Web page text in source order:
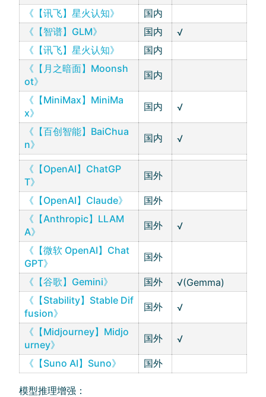
《【讯飞】星火认知》
国内
《【智谱】GLM》
国内
√
《【讯飞】星火认知》
国内
《【月之暗面】Moonsh
ot》
国内
《【MiniMax】MiniMa
x》
国内 √
《【百创智能】BaiChua
n》
国内 √
《【OpenAI】ChatGP
T》
国外
《【OpenAI】Claude》
国外
《【Anthropic】LLAM
A》
国外 √
《【微软 OpenAI】Chat
GPT》
国外
《【谷歌】Gemini》 国外
√(Gemma)
《【Stability】Stable Dif
fusion》
国外 √
《【Midjourney】Midjo
urney》
国外 √
《【Suno AI】Suno》 国外
模型推理增强：